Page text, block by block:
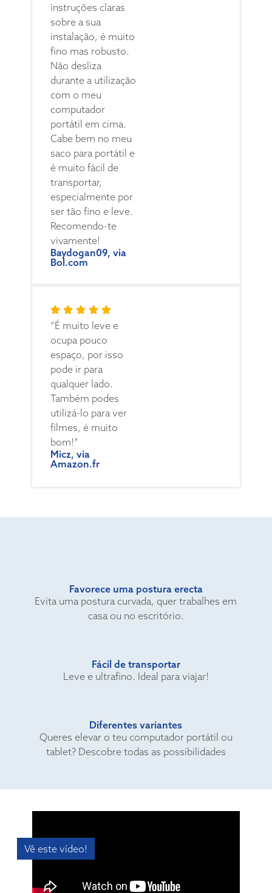
instruções claras
sobre a sua
instalação, é muito
fino mas robusto.
Não desliza
durante a utilização
com o meu
computador
portátil em cima.
Cabe bem no meu
saco para portátil e
é muito fácil de
transportar,
especialmente por
ser tão fino e leve.
Recomendo-te
vivamente!
Baydogan09, via
Bol.com
“É muito leve e
ocupa pouco
espaço, por isso
pode ir para
qualquer lado.
Também podes
utilizá-lo para ver
filmes, é muito
bom!”
Micz, via
Amazon.fr
Favorece uma postura erecta
Evita uma postura curvada, quer trabalhes em
casa ou no escritório.
Fácil de transportar
Leve e ultrafino. Ideal para viajar!
Diferentes variantes
Queres elevar o teu computador portátil ou
tablet? Descobre todas as possibilidades
Vê este vídeo!